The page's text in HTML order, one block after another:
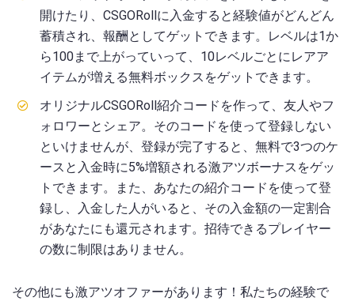
開けたり、CSGORollに入金すると経験値がどんどん
蓄積され、報酬としてゲットできます。レベルは1か
ら100まで上がっていって、10レベルごとにレアア
イテムが増える無料ボックスをゲットできます。
オリジナルCSGORoll紹介コードを作って、友人やフ
ォロワーとシェア。そのコードを使って登録しない
といけませんが、登録が完了すると、無料で3つのケ
ースと入金時に5%増額される激アツボーナスをゲッ
トできます。また、あなたの紹介コードを使って登
録し、入金した人がいると、その入金額の一定割合
があなたにも還元されます。招待できるプレイヤー
の数に制限はありません。
その他にも激アツオファーがあります！私たちの経験で